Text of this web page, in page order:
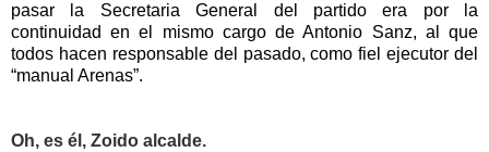
pasar
la Secretaria General
del partido era por la
continuidad en el mismo cargo de Antonio Sanz, al que
todos hacen responsable del pasado, como fiel ejecutor del
“manual Arenas”.
Oh, es él, Zoido alcalde.